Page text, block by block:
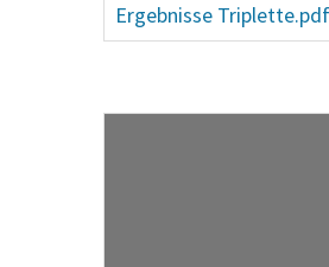
Ergebnisse Triplette.pdf